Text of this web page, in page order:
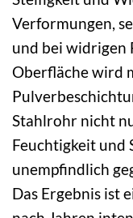
Verformungen,
und bei widrigen
Oberfläche wird
Stahlrohr nicht
Feuchtigkeit und
unempfindlich
Das Ergebnis ist